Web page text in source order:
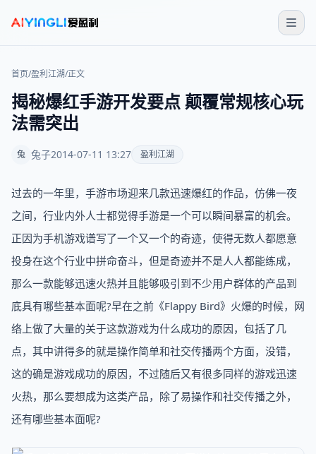
首页/盈利江湖/正文
揭秘爆红手游开发要点 颠覆常规核心玩
法需突出
兔 兔子2014-07-11 13:27 盈利江湖
过去的一年里，手游市场迎来几款迅速爆红的作品，仿佛一夜
之间，行业内外人士都觉得手游是一个可以瞬间暴富的机会。
正因为手机游戏谱写了一个又一个的奇迹，使得无数人都愿意
投身在这个行业中拼命奋斗，但是奇迹并不是人人都能练成，
那么一款能够迅速火热并且能够吸引到不少用户群体的产品到
底具有哪些基本面呢?早在之前《Flappy Bird》火爆的时候，网
络上做了大量的关于这款游戏为什么成功的原因，包括了几
点，其中讲得多的就是操作简单和社交传播两个方面，没错，
这的确是游戏成功的原因，不过随后又有很多同样的游戏迅速
火热，那么要想成为这类产品，除了易操作和社交传播之外，
还有哪些基本面呢?